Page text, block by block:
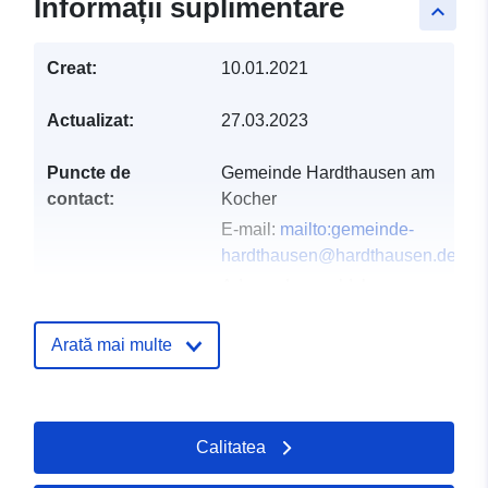
keyboard_arrow_up
Informații suplimentare
Creat: 10.01.2021
Actualizat: 27.03.2023
Puncte de
contact:
Gemeinde Hardthausen am
Kocher
E-mail: mailto:gemeinde-
hardthausen@hardthausen.de
Adăugat la data.europa.eu:
2026
Arată mai multe
Calitatea